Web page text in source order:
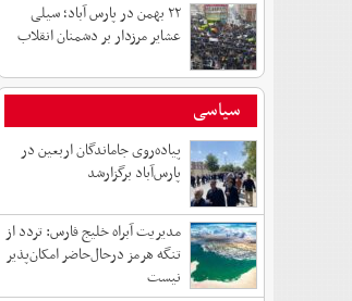
۲۲ بهمن در پارس آباد؛ سیلی
عشایر مرزدار بر دشمنان انقلاب
سیاسی
پیاده‌روی جاماندگان اربعین در
پارس‌آباد برگزارشد
مدیریت آبراه خلیج فارس: تردد از
تنگه هرمز درحال‌حاضر امکان‌پذیر
نیست